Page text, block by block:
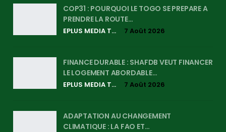
COP31 : POURQUOI LE TOGO SE PREPARE A
PRENDRE LA ROUTE…
EPLUS MEDIA TV 7 Août 2026
FINANCE DURABLE : SHAFDB VEUT FINANCER
LE LOGEMENT ABORDABLE…
EPLUS MEDIA TV 7 Août 2026
ADAPTATION AU CHANGEMENT
CLIMATIQUE : LA FAO ET…